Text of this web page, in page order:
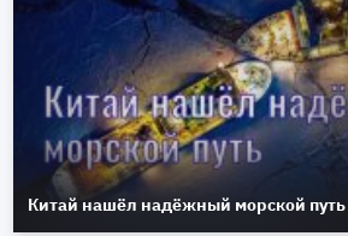
Китай нашёл надёжный морской путь